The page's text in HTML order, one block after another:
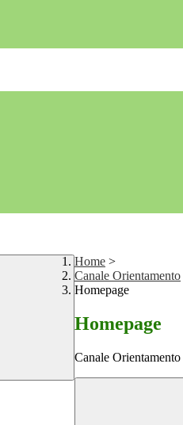
Home >
Canale Orientamento
Homepage
Homepage
Canale Orientamento